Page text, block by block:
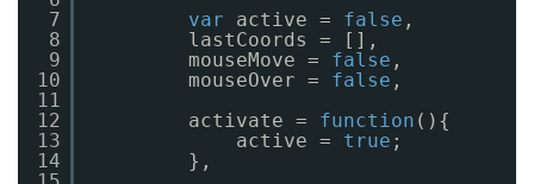
7
8
9
10
11
12
13
14
var
active = false ,
lastCoords = [],
mouseMove = false ,
mouseOver = false ,
activate = function (){
active = true ;
},